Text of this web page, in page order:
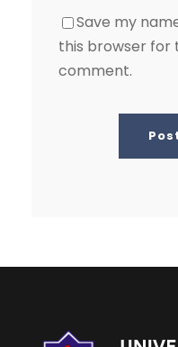
Save my
this browser for
comment.